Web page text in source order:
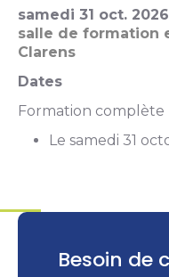
samedi 31 oct. 2026
salle de formation
Clarens
Dates
Formation
Le samedi 31
Besoin de